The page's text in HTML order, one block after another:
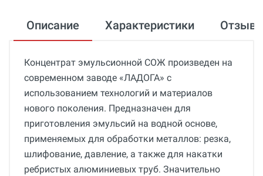
Описание Характеристики
Концентрат эмульсионной СОЖ произведен на
современном заводе «ЛАДОГА» с
использованием технологий и материалов
нового поколения. Предназначен для
приготовления эмульсий на водной основе,
применяемых для обработки металлов: резка,
шлифование, давление, а также для накатки
ребристых алюминиевых труб. Значительно